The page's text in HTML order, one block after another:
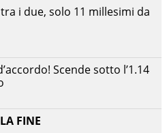
FINE
Scende sotto l’1.14
i due, solo 11 millesimi da